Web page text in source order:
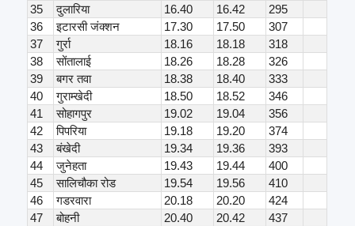
35
दुलारिया 16.40 16.42
295
36
इटारसी जंक्शन 17.30 17.50
307
37
गुर्रा 18.16 18.18
318
38
सोंतालाई 18.26 18.28
326
39
बगर तवा 18.38 18.40
333
40
गुराम्खेदी 18.50 18.52
346
41
सोहागपुर 19.02 19.04
356
42
पिपरिया 19.18 19.20
374
43
बंखेदी 19.34 19.36
393
44
जुनेहता 19.43 19.44
400
45
सालिचौका रोड 19.54 19.56
410
46
गडरवारा 20.18 20.20
424
47
बोहनी 20.40 20.42
437